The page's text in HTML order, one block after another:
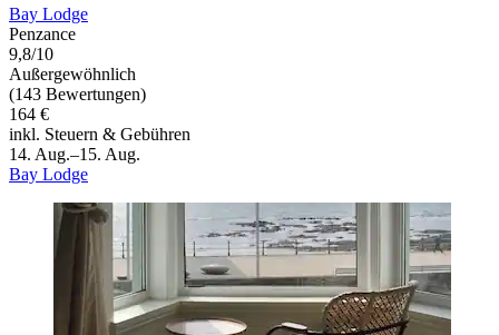
Bay Lodge
Penzance
9,8/10
Außergewöhnlich
(143 Bewertungen)
164 €
inkl. Steuern & Gebühren
14. Aug.–15. Aug.
Bay Lodge